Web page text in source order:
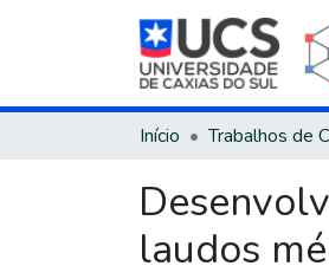
Início
laudos